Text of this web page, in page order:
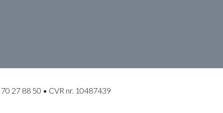
27 88 50 • CVR nr. 10487439